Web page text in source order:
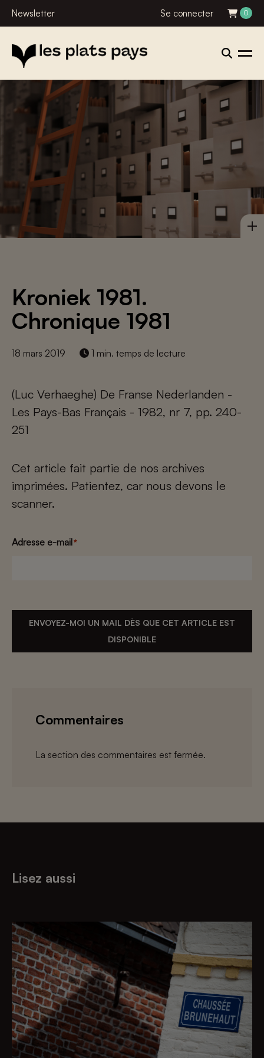
Newsletter Se connecter 0
Kroniek 1981.
Chronique 1981
18 mars 2019 1 min. temps de lecture
(Luc Verhaeghe) De Franse Nederlanden -
Les Pays-Bas Français - 1982, nr 7, pp. 240-
251
Cet article fait partie de nos archives
imprimées. Patientez, car nous devons le
scanner.
Adresse e-mail*
ENVOYEZ-MOI UN MAIL DÈS QUE CET ARTICLE EST
DISPONIBLE
Commentaires
La section des commentaires est fermée.
Lisez aussi